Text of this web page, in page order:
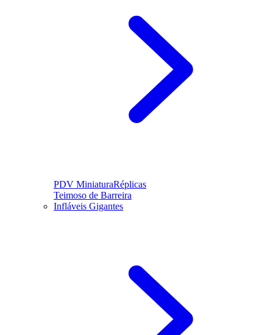
PDV MiniaturaRéplicas
Teimoso de Barreira
Infláveis Gigantes